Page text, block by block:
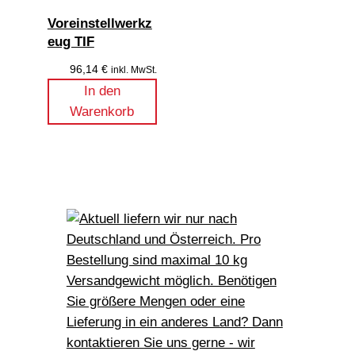
Voreinstellwerkz
eug TIF
96,14 € inkl. MwSt.
In den
Warenkorb